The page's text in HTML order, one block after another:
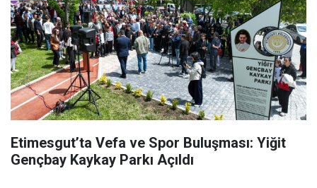
Etimesgut’ta Vefa ve Spor Buluşması: Yiğit
Gençbay Kaykay Parkı Açıldı